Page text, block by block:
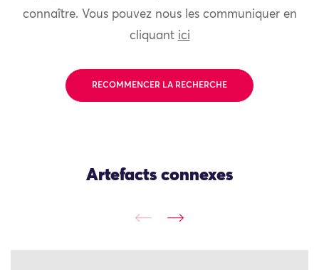
connaître. Vous pouvez nous les communiquer en
cliquant ici
RECOMMENCER LA RECHERCHE
Artefacts connexes